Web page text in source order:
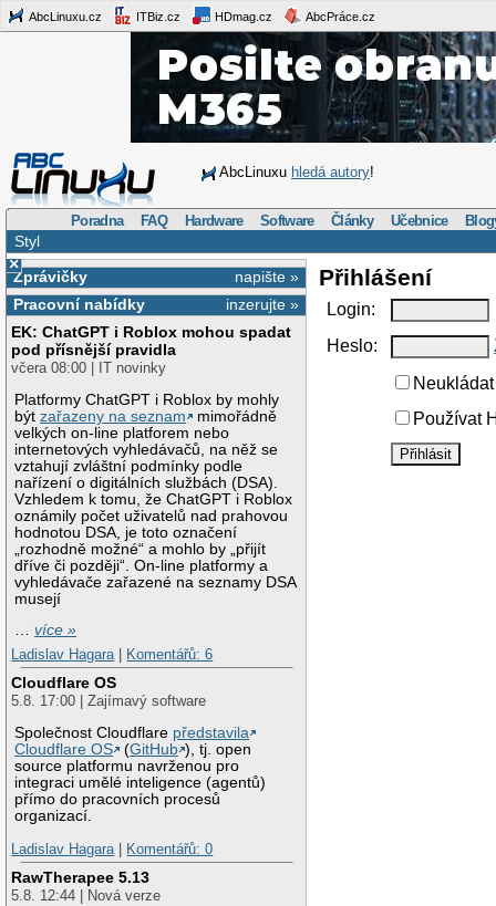
AbcLinuxu.cz ITBiz.cz HDmag.cz AbcPráce.cz
AbcLinuxu hledá autory!
Poradna FAQ Hardware Software Články Učebnice
Styl
×
napište »
Zprávičky
inzerujte »
Pracovní nabídky
EK: ChatGPT i Roblox mohou spadat
pod přísnější pravidla
včera 08:00 | IT novinky
Platformy ChatGPT i Roblox by mohly
býtzařazeny na seznam
mimořádně
velkých on-line platforem nebo
internetových vyhledávačů, na něž se
vztahují zvláštní podmínky podle
nařízení o digitálních službách (DSA).
Vzhledem k tomu, že ChatGPT i Roblox
oznámily počet uživatelů nad prahovou
hodnotou DSA, je toto označení
„rozhodně možné“ a mohlo by „přijít
dříve či později“. On-line platformy a
vyhledávače zařazené na seznamy DSA
musejí
…více »
Ladislav Hagara
Komentářů: 6
Cloudflare OS
5.8. 17:00 | Zajímavý software
Společnost Cloudflare představila
Cloudflare OS
(GitHub ), tj. open
source platformu navrženou pro
integraci umělé inteligence (agentů)
přímo do pracovních procesů
organizací.
Ladislav Hagara
Komentářů: 0
RawTherapee 5.13
5.8. 12:44 | Nová verze
Přihlášení
Login:
Heslo:
Používat